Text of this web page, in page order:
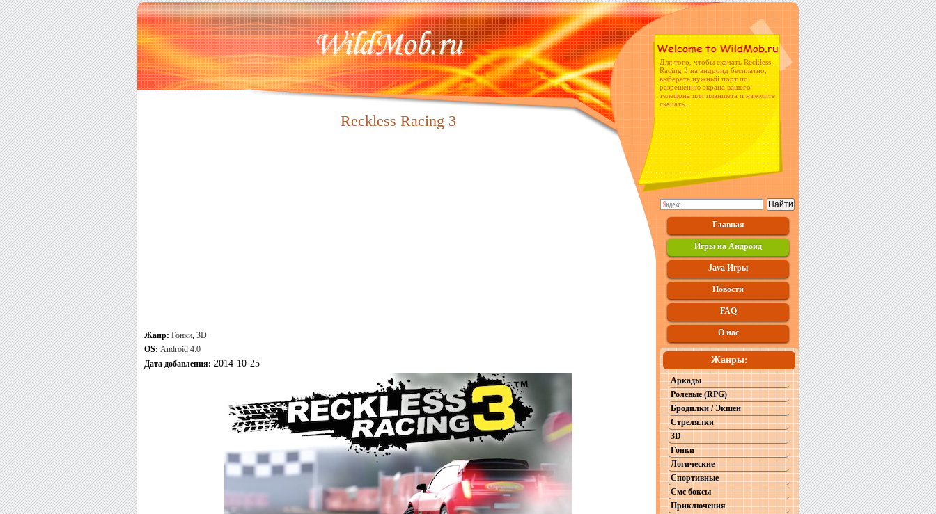
Для того, чтобы скачать Reckless
Racing 3 на андроид бесплатно,
выберете нужный порт по
разрешению экрана вашего
телефона или планшета и нажмите
скачать.
Reckless Racing 3
Жанр: Гонки, 3D
OS: Android 4.0
Дата добавления: 2014-10-25
Главная
Игры на Андроид
Java Игры
Новости
FAQ
О нас
Жанры:
Аркады
Ролевые (RPG)
Бродилки / Экшен
Стрелялки
3D
Гонки
Логические
Спортивные
Смс боксы
Приключения